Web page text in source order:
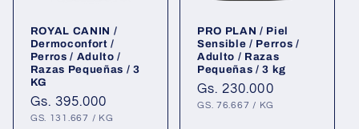
ROYAL CANIN /
Dermoconfort /
Perros / Adulto /
Razas Pequeñas / 3
KG
Precio
habitual
Gs. 395.000
PRECIO
GS. 131.667 / POR
KG
PRO PLAN / Piel
Sensible / Perros /
Adulto / Razas
Pequeñas / 3 kg
Precio
habitual
Gs. 230.000
PRECIO
GS. 76.667 / POR
KG